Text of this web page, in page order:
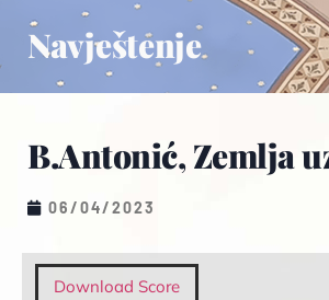
Navještenje
B.Antonić, Zemlja
06/04/2023
Download Score